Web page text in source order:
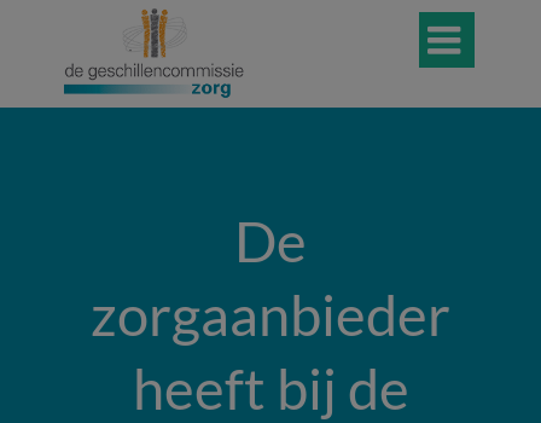

De
zorgaanbieder
heeft bij de